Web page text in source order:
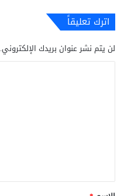
اترك تعليقاً
لن يتم نشر عنوان بريدك الإلكتروني.
*